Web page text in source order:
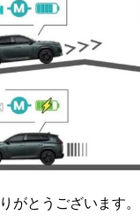
がとうございます。